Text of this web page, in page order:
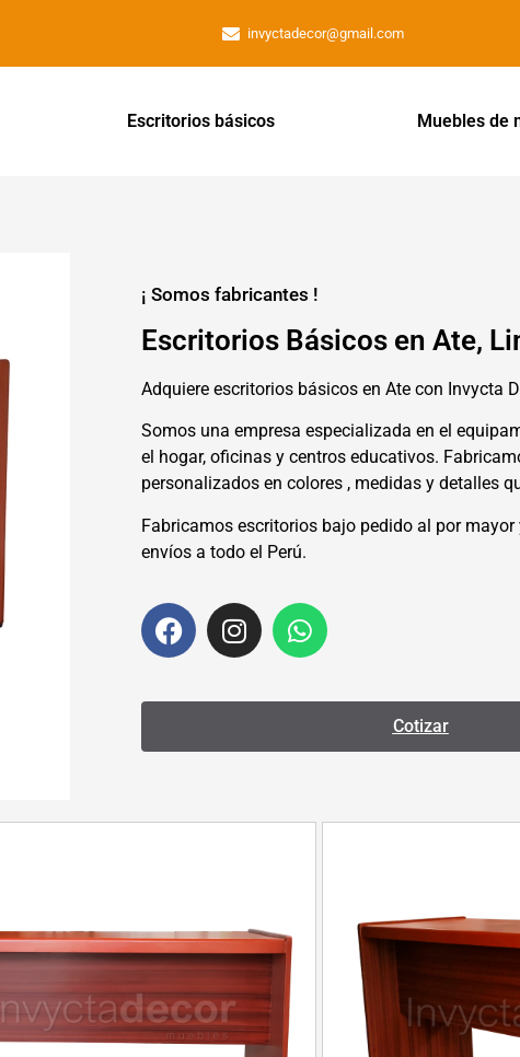
invyctadecor@gmail.com
Escritorios básicos Muebles de
¡ Somos fabricantes !
Escritorios Básicos en Ate,
Adquiere escritorios básicos en Ate con Invycta
Somos una empresa especializada en el
el hogar, oficinas y centros educativos.
personalizados en colores , medidas y detalles
Fabricamos escritorios bajo pedido al por mayor
envíos a todo el Perú.
Cotizar